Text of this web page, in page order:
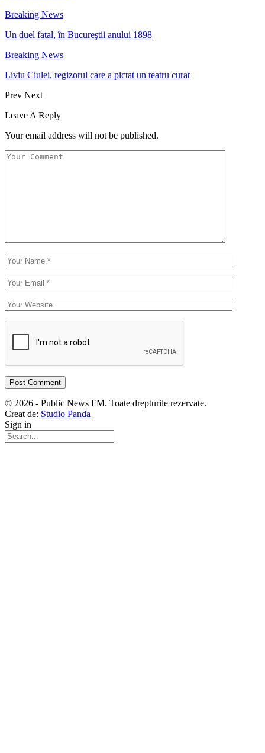
Breaking News
Un duel fatal, în Bucureştii anului 1898
Breaking News
Liviu Ciulei, regizorul care a pictat un teatru curat
Prev Next
Leave A Reply
Your email address will not be published.
© 2026 - Public News FM. Toate drepturile rezervate.
Creat de: Studio Panda
Sign in